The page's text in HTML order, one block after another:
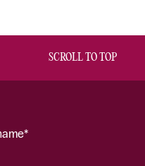
SCROLL TO TOP